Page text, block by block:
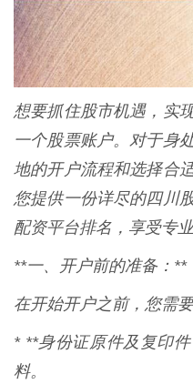
想要抓住股市机遇，实
一个股票账户。对于身
地的开户流程和选择合
您提供一份详尽的四川
配资平台排名，享受专
**一、开户前的准备：**
在开始开户之前，您需
* **身份证原件及复印
料。